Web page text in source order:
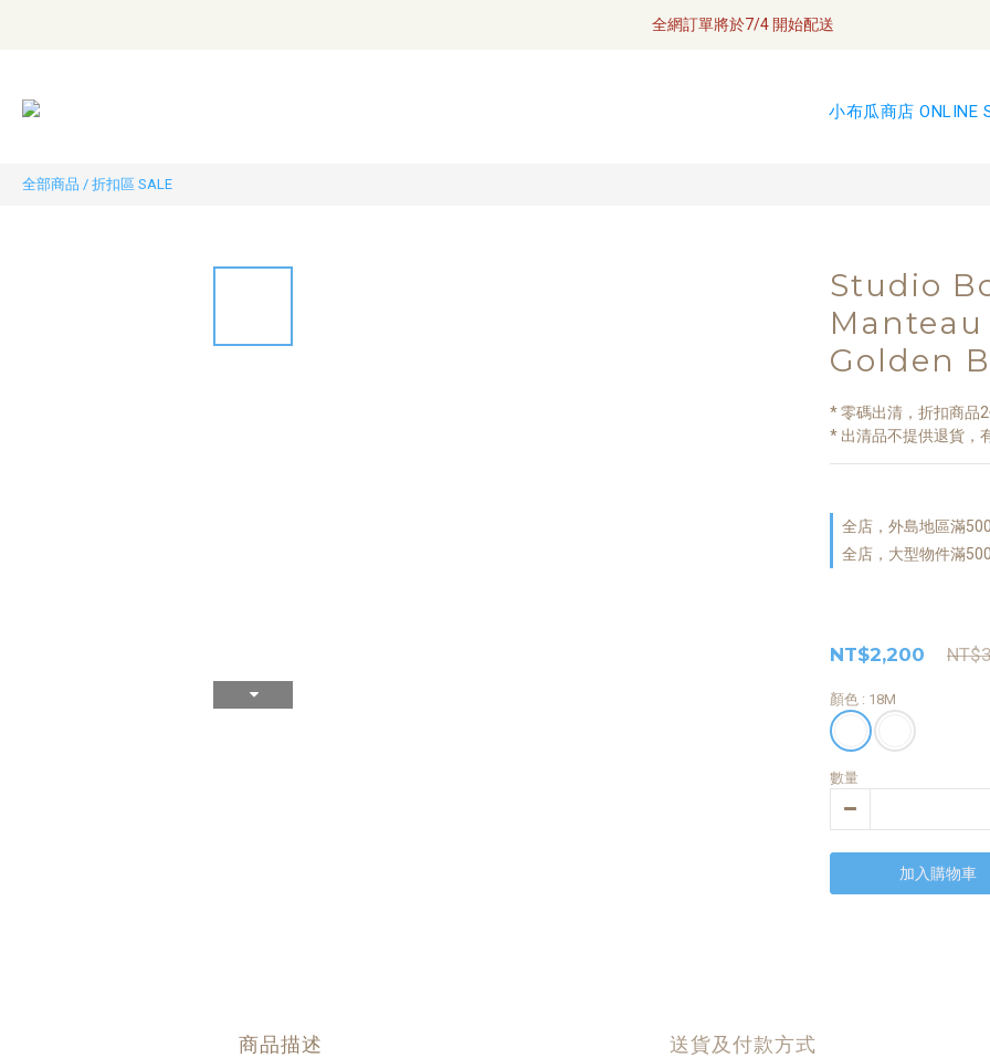
全網訂單將於7/4 開始配送
\ Welcome / 首購滿千折100
小布瓜商店 ONLINE
全部商品 / 折扣區 SALE
Studio
Golden
* 零碼出清，折扣商品
* 出清品不提供退貨，
全店，外島地區滿
全店，大型物件滿
NT$2,200
顏色 : 18M
數量
加入購物車
商品描述 送貨及付款方式